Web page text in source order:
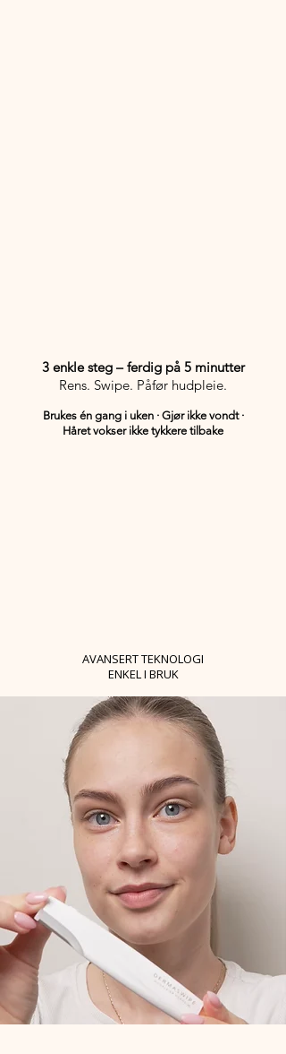
3 enkle steg – ferdig på 5 minutter
Rens. Swipe. Påfør hudpleie.
Brukes én gang i uken · Gjør ikke vondt ·
Håret vokser ikke tykkere tilbake
AVANSERT TEKNOLOGI
ENKEL I BRUK